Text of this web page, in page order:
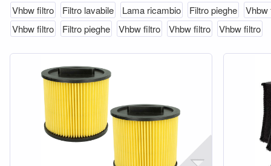
Vhbw filtro
Filtro lavabile Lama ricambio Filtro pieghe
Vhbw
Vhbw filtro
Filtro pieghe Vhbw filtro Vhbw filtro Vhbw filtro